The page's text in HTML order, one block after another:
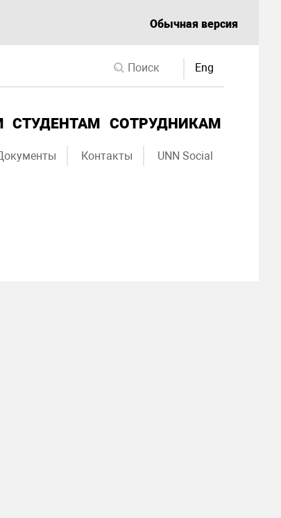
Обычная версия
Eng
СТУДЕНТАМ СОТРУДНИКАМ
Контакты UNN Social